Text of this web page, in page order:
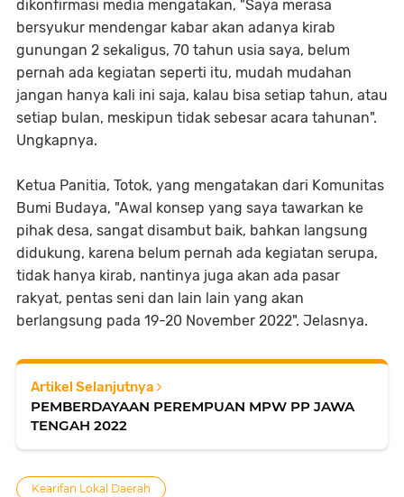
dikonfirmasi media mengatakan, "Saya merasa
bersyukur mendengar kabar akan adanya kirab
gunungan 2 sekaligus, 70 tahun usia saya, belum
pernah ada kegiatan seperti itu, mudah mudahan
jangan hanya kali ini saja, kalau bisa setiap tahun, atau
setiap bulan, meskipun tidak sebesar acara tahunan".
Ungkapnya.
Ketua Panitia, Totok, yang mengatakan dari Komunitas
Bumi Budaya, "Awal konsep yang saya tawarkan ke
pihak desa, sangat disambut baik, bahkan langsung
didukung, karena belum pernah ada kegiatan serupa,
tidak hanya kirab, nantinya juga akan ada pasar
rakyat, pentas seni dan lain lain yang akan
berlangsung pada 19-20 November 2022". Jelasnya.
Artikel Selanjutnya
PEMBERDAYAAN PEREMPUAN MPW PP JAWA
TENGAH 2022
Kearifan Lokal Daerah